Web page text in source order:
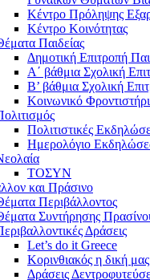
Κέντρο Πρόληψης
Κέντρο Κοινότητας
Παιδείας
Δημοτική Επιτροπή
Α΄ βάθμια Σχολική
B’ βάθμια Σχολική
Κοινωνικό
Πολιτιστικές
Ημερολόγιο
ΤΟΣΥΝ
και Πράσινο
Περιβάλλοντος
Συντήρησης
Δράσεις
Let’s do it Greece
Kορινθιακός η δική
Δράσεις